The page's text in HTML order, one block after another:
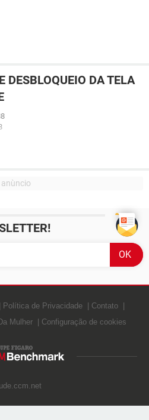
DESBLOQUEIO DA TELA
Política de Privacidade
Contato
Mulher Configuração de cookies